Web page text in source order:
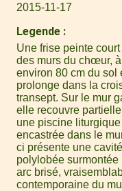
2015-11-17
Legende
Une frise peinte
des murs du chœur, à
environ 80 cm du sol
prolonge dans la
transept. Sur le mur
elle recouvre
une piscine liturgique
encastrée dans le
ci présente une cavité
polylobée surmontée
arc brisé,
contemporaine du